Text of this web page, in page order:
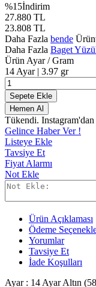
%15İndirim
27.880 TL
23.808 TL
Daha Fazla bende
Daha Fazla Baget
Ürün Ayar / Gram
14 Ayar | 3.97 gr
Sepete Ekle
Hemen Al
Tükendi. Instagram'dan
Gelince Haber Ver !
Listeye Ekle
Tavsiye Et
Fiyat Alarmı
Not Ekle
Ürün Açıklaması
Ödeme
Yorumlar
Tavsiye Et
İade Koşulları
Ayar : 14 Ayar Altın